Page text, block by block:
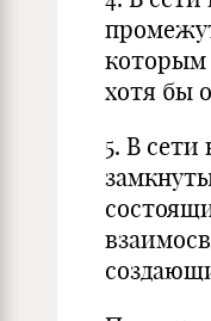
которым
хотя бы
5. В